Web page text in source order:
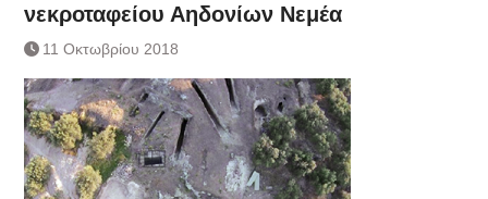
νεκροταφείου Αηδονίων Νεμέα
11 Οκτωβρίου 2018